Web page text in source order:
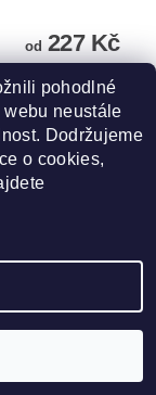
od227 Kč
DETAIL
pohodlné
neustále
Dodržujeme
o cookies,